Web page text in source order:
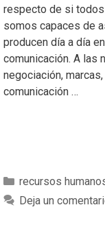
respecto de si
somos capaces de
producen día a día
comunicación. A las
negociación,
comunicación …
recursos
Deja un